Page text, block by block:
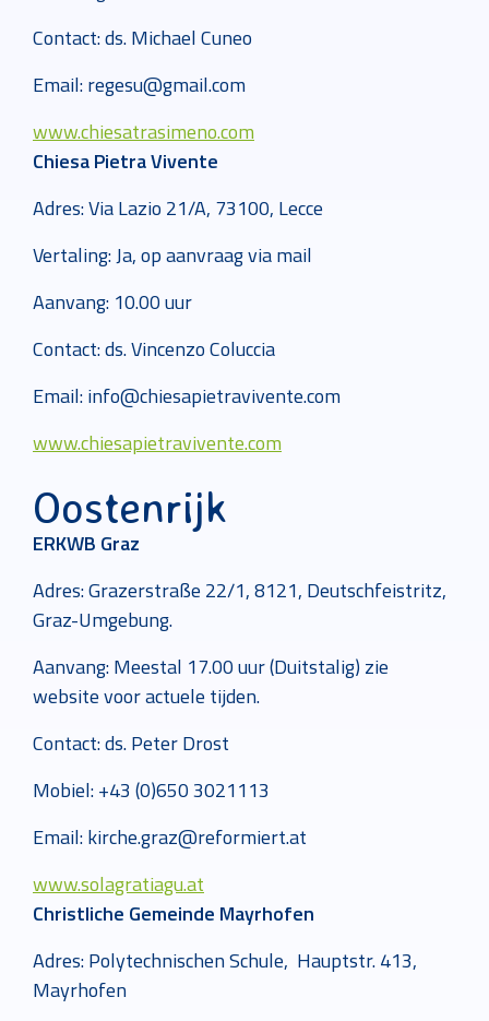
Contact: ds. Michael Cuneo
Email: regesu@gmail.com
www.chiesatrasimeno.com
Chiesa Pietra Vivente
Adres: Via Lazio 21/A, 73100, Lecce
Vertaling: Ja, op aanvraag via mail
Aanvang: 10.00 uur
Contact: ds. Vincenzo Coluccia
Email: info@chiesapietravivente.com
www.chiesapietravivente.com
Oostenrijk
ERKWB Graz
Adres: Grazerstraße 22/1, 8121, Deutschfeistritz,
Graz-Umgebung.
Aanvang: Meestal 17.00 uur (Duitstalig) zie
website voor actuele tijden.
Contact: ds. Peter Drost
Mobiel: +43 (0)650 3021113
Email: kirche.graz@reformiert.at
www.solagratiagu.at
Christliche Gemeinde Mayrhofen
Adres: Polytechnischen Schule, Hauptstr. 413,
Mayrhofen